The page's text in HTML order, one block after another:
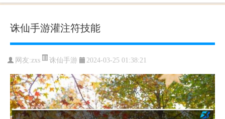
诛仙手游灌注符技能
网友:zxs 诛仙手游 2024-03-25 01:38:21